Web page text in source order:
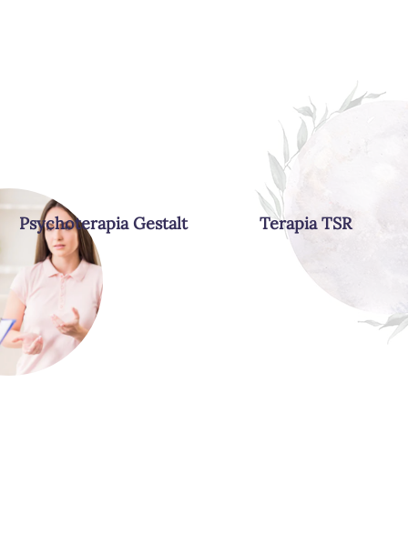
Psychoterapia Gestalt Terapia TSR